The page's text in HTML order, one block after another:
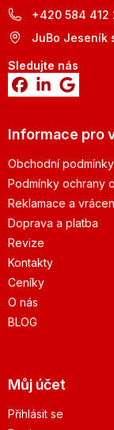
+420 584 412
JuBo Jeseník
Sledujte nás
Informace pro
Obchodní podmínky
Podmínky ochrany
Reklamace a
Doprava a platba
Revize
Kontakty
Ceníky
O nás
BLOG
Můj účet
Přihlásit se